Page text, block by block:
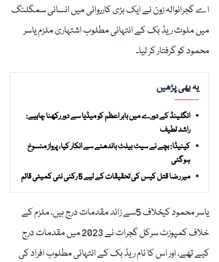
اے گجرانوالہ زون نے ایک بڑی کارروائی میں انسانی سمگلنگ
میں ملوث ریڈ بک کے انتہائی مطلوب اشتہاری ملزم یاسر
محمود کو گرفتار کر لیا۔
یہ بھی پڑھیں
انگلینڈ کے دورے میں بابر اعظم کو میڈیا سے دور رکھنا چاہیے:
راشد لطیف
کینیڈا: بچے نے سیٹ بیلٹ باندھنے سے انکار کیا، پرواز منسوخ
ہوگئی
میر رضا قتل کیس کی تحقیقات کے لیے 5 رکنی نئی کمیٹی قائم
یاسر محمود کیخلاف 5سے زائد مقدمات درج ہیں، ملزم کے
خلاف کمپوزٹ سرکل گجرات نے 2023 میں مقدمات درج
کیے تھے، اور اس کا نام ریڈ بک کے انتہائی مطلوب افراد کی